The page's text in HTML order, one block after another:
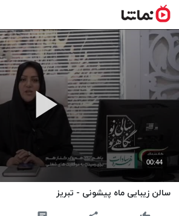
00:44
سالن زیبایی ماه پیشونی - تبریز